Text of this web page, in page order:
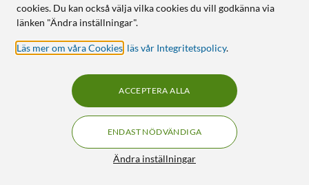
HDMI-splitter mini 4K/60
Dela en HDMI-källa till två
Stöd för 4K/60 Hz och
Anker
Prime Thunderbolt 5-
kabel 1 m
690:-
80 Gbps data och 240 W
laddning
Stöd för 8K- och 4K-
cookies. Du kan också välja vilka cookies du vill godkänna via
länken "Ändra inställningar".
Läs mer om våra Cookies läs vår Integritetspolicy.
Ändra inställningar
ENDAST NÖDVÄNDIGA
ACCEPTERA ALLA